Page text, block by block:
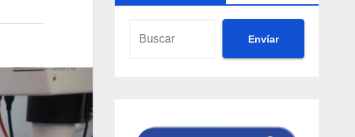
Envíar